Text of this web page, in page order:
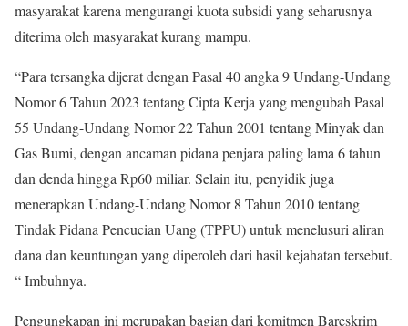
masyarakat karena mengurangi kuota subsidi yang seharusnya
diterima oleh masyarakat kurang mampu.
“Para tersangka dijerat dengan Pasal 40 angka 9 Undang-Undang
Nomor 6 Tahun 2023 tentang Cipta Kerja yang mengubah Pasal
55 Undang-Undang Nomor 22 Tahun 2001 tentang Minyak dan
Gas Bumi, dengan ancaman pidana penjara paling lama 6 tahun
dan denda hingga Rp60 miliar. Selain itu, penyidik juga
menerapkan Undang-Undang Nomor 8 Tahun 2010 tentang
Tindak Pidana Pencucian Uang (TPPU) untuk menelusuri aliran
dana dan keuntungan yang diperoleh dari hasil kejahatan tersebut.
“ Imbuhnya.
Pengungkapan ini merupakan bagian dari komitmen Bareskrim